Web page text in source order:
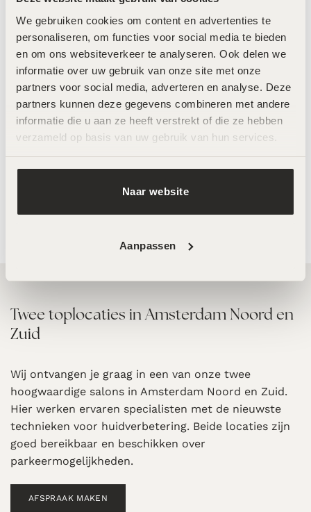
We gebruiken cookies om content en advertenties te
personaliseren, om functies voor social media te bieden
en om ons websiteverkeer te analyseren. Ook delen we
informatie over uw gebruik van onze site met onze
partners voor social media, adverteren en analyse. Deze
partners kunnen deze gegevens combineren met andere
informatie die u aan ze heeft verstrekt of die ze hebben
verzameld op basis van uw gebruik van hun services.
Naar website
Aanpassen
Odyon Dubai – Wild Musk –
LABAREAU The Volume –
50ml
Twee toplocaties in Amsterdam Noord en
Zuid
Wij ontvangen je graag in een van onze twee
hoogwaardige salons in Amsterdam Noord en Zuid.
Hier werken ervaren specialisten met de nieuwste
technieken voor huidverbetering. Beide locaties zijn
goed bereikbaar en beschikken over
parkeermogelijkheden.
AFSPRAAK MAKEN